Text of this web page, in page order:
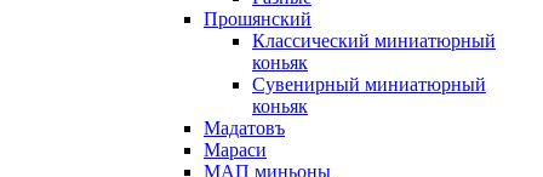
Прошянский
Классический миниатюрный
коньяк
Сувенирный миниатюрный
коньяк
Мадатовъ
Мараси
МАП миньоны